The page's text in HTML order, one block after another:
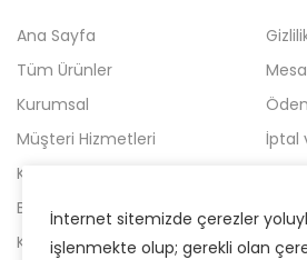
Ana Sayfa
Tüm Ürünler
Kurumsal
Müşteri Hizmetleri
Kampanyalı Ürünler
Blog
Kataloglar
İptal
Yeni
İnternet sitemizde çerezler
işlenmekte olup; gerekli olan